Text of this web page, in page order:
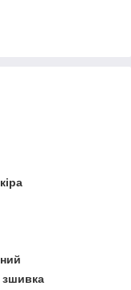
зшивка